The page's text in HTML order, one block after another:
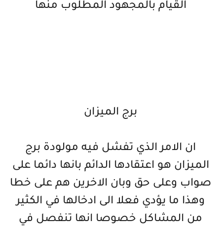
القيام بالمجهود المطلوب منها
برج الميزان
ان الامر الذي تفشل فيه مولودة برج
الميزان هو اعتقادها الدائم بانها دائما على
صواب وعلى حق وبان الاخرين هم على خطا
وهذا ما يؤدي فعلا الى ادخالها في الكثير
من المشاكل خصوصا انها تنفصل في